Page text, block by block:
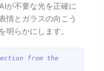
が不要な光を正確に
情とガラスの向こう
らかにします。
from the